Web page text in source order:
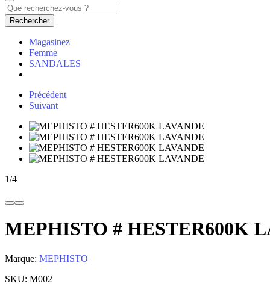
Rechercher
Magasinez
Femme
SANDALES
Précédent
Suivant
1/4
MEPHISTO # HESTER600K
Marque: MEPHISTO
SKU: M002